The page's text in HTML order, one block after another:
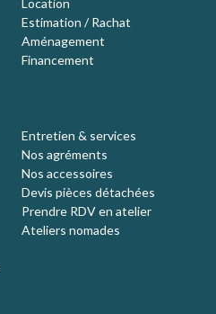
Estimation / Rachat
Aménagement
Financement
Entretien & services
Nos agréments
Nos accessoires
Devis pièces détachées
Prendre RDV en atelier
Ateliers nomades